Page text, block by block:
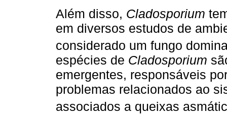
Além disso, Cladosporium
em diversos estudos de
considerado um fungo
espécies de Cladosporium
emergentes, responsáveis
problemas relacionados ao
associados a queixas